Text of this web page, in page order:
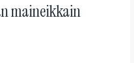
maineikkain